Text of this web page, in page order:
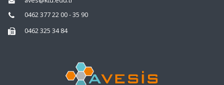
0462 377 22 00 - 35 90
0462 325 34 84